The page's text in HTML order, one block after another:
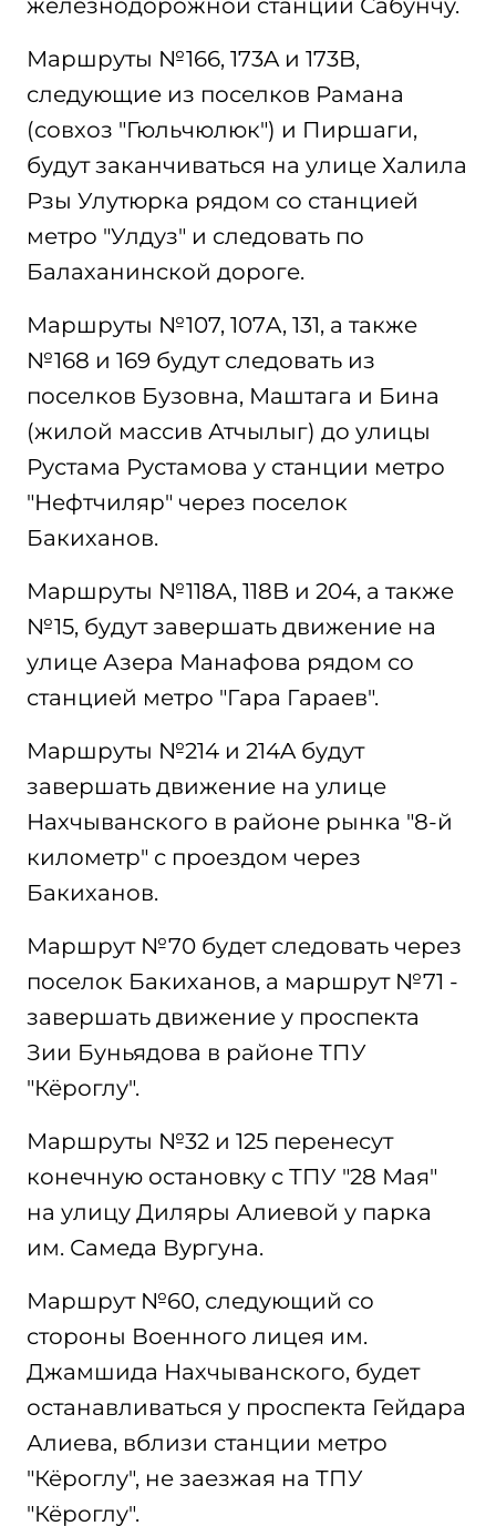
железнодорожной станции Сабунчу.
Маршруты №166, 173A и 173B,
следующие из поселков Рамана
(совхоз "Гюльчюлюк") и Пиршаги,
будут заканчиваться на улице Халила
Рзы Улутюрка рядом со станцией
метро "Улдуз" и следовать по
Балаханинской дороге.
Маршруты №107, 107A, 131, а также
№168 и 169 будут следовать из
поселков Бузовна, Маштага и Бина
(жилой массив Атчылыг) до улицы
Рустама Рустамова у станции метро
"Нефтчиляр" через поселок
Бакиханов.
Маршруты №118A, 118B и 204, а также
№15, будут завершать движение на
улице Азера Манафова рядом со
станцией метро "Гара Гараев".
Маршруты №214 и 214A будут
завершать движение на улице
Нахчыванского в районе рынка "8-й
километр" с проездом через
Бакиханов.
Маршрут №70 будет следовать через
поселок Бакиханов, а маршрут №71 -
завершать движение у проспекта
Зии Буньядова в районе ТПУ
"Кёроглу".
Маршруты №32 и 125 перенесут
конечную остановку с ТПУ "28 Мая"
на улицу Диляры Алиевой у парка
им. Самеда Вургуна.
Маршрут №60, следующий со
стороны Военного лицея им.
Джамшида Нахчыванского, будет
останавливаться у проспекта Гейдара
Алиева, вблизи станции метро
"Кёроглу", не заезжая на ТПУ
"Кёроглу".